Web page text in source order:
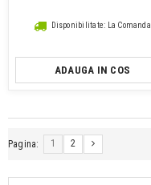
Disponibilitate: La Comanda
ADAUGA IN COS
Pagina: 1 2